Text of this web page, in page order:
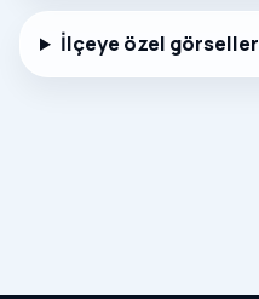
İlçeye özel görseller